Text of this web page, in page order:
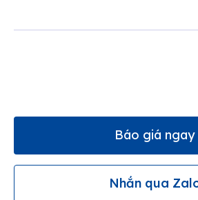
Báo giá ngay
Nhắn qua